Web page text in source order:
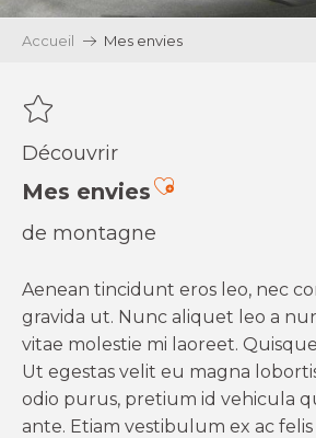
Accueil Mes envies
Découvrir
Mes enviesAjouter aux
de montagne
Aenean tincidunt eros leo, nec
gravida ut. Nunc aliquet leo a
vitae molestie mi laoreet.
Ut egestas velit eu magna
odio purus, pretium id vehicula
ante. Etiam vestibulum ex ac